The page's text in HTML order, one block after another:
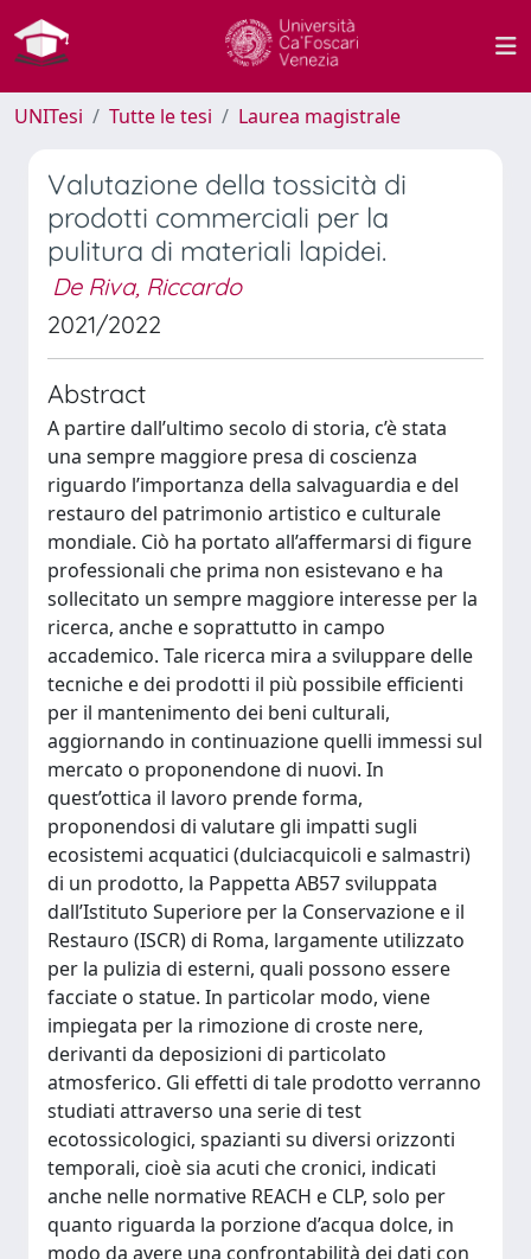
UNITesi Tutte le tesi Laurea magistrale
Valutazione della tossicità di
prodotti commerciali per la
pulitura di materiali lapidei.
De Riva, Riccardo
2021/2022
Abstract
A partire dall’ultimo secolo di storia, c’è stata
una sempre maggiore presa di coscienza
riguardo l’importanza della salvaguardia e del
restauro del patrimonio artistico e culturale
mondiale. Ciò ha portato all’affermarsi di figure
professionali che prima non esistevano e ha
sollecitato un sempre maggiore interesse per la
ricerca, anche e soprattutto in campo
accademico. Tale ricerca mira a sviluppare delle
tecniche e dei prodotti il più possibile efficienti
per il mantenimento dei beni culturali,
aggiornando in continuazione quelli immessi sul
mercato o proponendone di nuovi. In
quest’ottica il lavoro prende forma,
proponendosi di valutare gli impatti sugli
ecosistemi acquatici (dulciacquicoli e salmastri)
di un prodotto, la Pappetta AB57 sviluppata
dall’Istituto Superiore per la Conservazione e il
Restauro (ISCR) di Roma, largamente utilizzato
per la pulizia di esterni, quali possono essere
facciate o statue. In particolar modo, viene
impiegata per la rimozione di croste nere,
derivanti da deposizioni di particolato
atmosferico. Gli effetti di tale prodotto verranno
studiati attraverso una serie di test
ecotossicologici, spazianti su diversi orizzonti
temporali, cioè sia acuti che cronici, indicati
anche nelle normative REACH e CLP, solo per
quanto riguarda la porzione d’acqua dolce, in
modo da avere una confrontabilità dei dati con